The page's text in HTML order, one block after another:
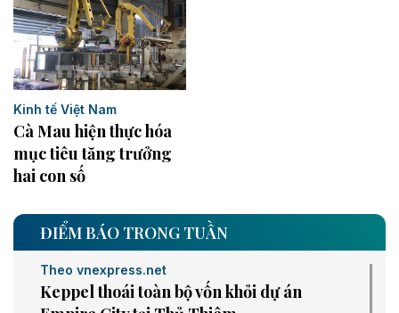
Kinh tế Việt Nam
Cà Mau hiện thực hóa
mục tiêu tăng trưởng
hai con số
ĐIỂM BÁO TRONG TUẦN
Theo vnexpress.net
Keppel thoái toàn bộ vốn khỏi dự án